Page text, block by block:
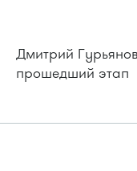
Дмитрий
прошедший этап